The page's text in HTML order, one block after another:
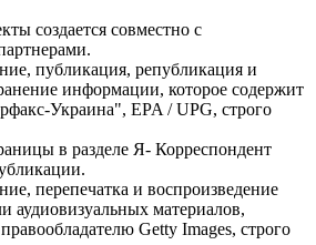
создается совместно с
публикация, републикация и
информации, которое содержит
Украина", EPA / UPG, строго
в разделе Я- Корреспондент
перепечатка и воспроизведение
аудиовизуальных материалов,
Getty Images, строго